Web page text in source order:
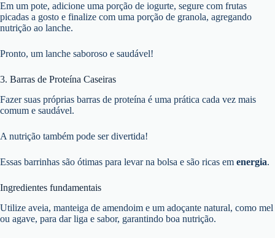
Em um pote, adicione uma porção de iogurte, segure com frutas
picadas a gosto e finalize com uma porção de granola, agregando
nutrição ao lanche.
Pronto, um lanche saboroso e saudável!
3. Barras de Proteína Caseiras
Fazer suas próprias barras de proteína é uma prática cada vez mais
comum e saudável.
A nutrição também pode ser divertida!
Essas barrinhas são ótimas para levar na bolsa e são ricas em energia.
Ingredientes fundamentais
Utilize aveia, manteiga de amendoim e um adoçante natural, como mel
ou agave, para dar liga e sabor, garantindo boa nutrição.